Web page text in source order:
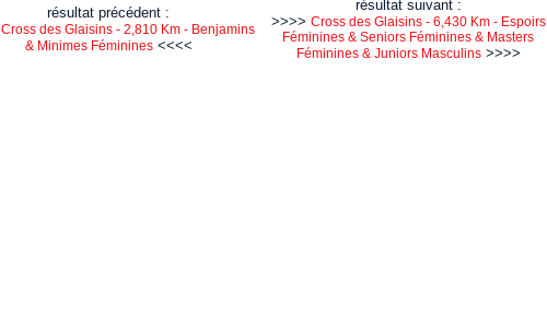
résultat précédent :
Cross des Glaisins - 2,810 Km - Benjamins
& Minimes Féminines<<<<
résultat suivant :
>>>> Cross des Glaisins - 6,430 Km - Espoirs
Féminines & Seniors Féminines & Masters
Féminines & Juniors Masculins>>>>